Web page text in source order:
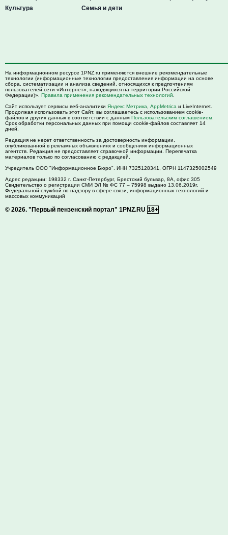
Культура
Семья и дети
На информационном ресурсе 1PNZ.ru применяются внешние рекомендательные
технологии (информационные технологии предоставления информации на основе
сбора, систематизации и анализа сведений, относящихся к предпочтениям
пользователей сети «Интернет», находящихся на территории Российской
Федерации)». Правила применения рекомендательных технологий
Сайт использует сервисы веб-аналитики Яндекс Метрика AppMetrica и LiveInternet.
Продолжая использовать этот Сайт, вы соглашаетесь с использованием cookie-
файлов и других данных в соответствии с данным Пользовательским соглашением
Срок обработки персональных данных при помощи cookie-файлов составляет 14
дней.
Редакция не несет ответственность за достоверность информации,
опубликованной в рекламных объявлениях и сообщениях информационных
агентств. Редакция не предоставляет справочной информации. Перепечатка
материалов только по согласованию с редакцией.
Учредитель ООО "Информационное Бюро". ИНН 7325128341, ОГРН 1147325002549
Адрес редакции: 198332 г. Санкт-Петербург, Брестский бульвар, 8А, офис 305
Свидетельство о регистрации СМИ ЭЛ № ФС 77 – 75998 выдано 13.06.2019г.
Федеральной службой по надзору в сфере связи, информационных технологий и
массовых коммуникаций
© 2026. "Первый пензенский портал" 1PNZ.RU 18+